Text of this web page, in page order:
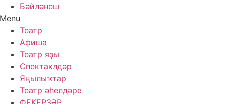
Бәйләнеш
Menu
Театр
Афиша
Театр яҙы
Спектаклдәр
Яңылыҡтар
Театр әһелдәре
ФЕКЕРҘӘР